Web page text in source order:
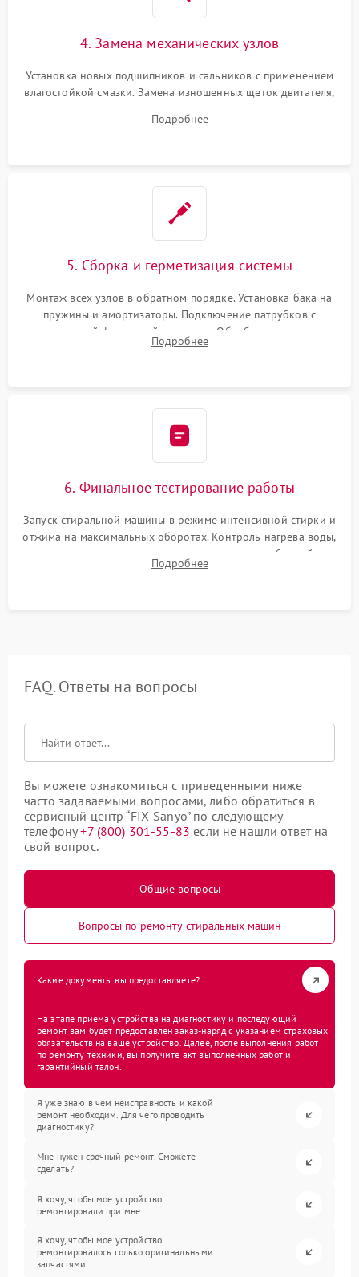
4. Замена механических узлов
Установка новых подшипников и сальников с применением
влагостойкой смазки. Замена изношенных щеток двигателя,
или поврежденной резиновой манжеты.
Подробнее
5. Сборка и герметизация системы
Монтаж всех узлов в обратном порядке. Установка бака на
пружины и амортизаторы. Подключение патрубков с
надежной фиксацией хомутами. Обработка стыков
герметиком для предотвращения возможных протечек воды.
Подробнее
6. Финальное тестирование работы
Запуск стиральной машины в режиме интенсивной стирки и
отжима на максимальных оборотах. Контроль нагрева воды,
корректности слива, отсутствия излишних вибраций,
посторонних стуков и протечек под корпусом.
Подробнее
FAQ. Ответы на вопросы
Вы можете ознакомиться с приведенными ниже
часто задаваемыми вопросами, либо обратиться в
сервисный центр “FIX-Sanyo” по следующему
телефону+7 (800) 301-55-83 если не нашли ответ на
свой вопрос.
Общие вопросы
Вопросы по ремонту стиральных машин
Какие документы вы предоставляете?
На этапе приема устройства на диагностику и последующий
ремонт вам будет предоставлен заказ-наряд с указанием страховых
обязательств на ваше устройство. Далее, после выполнения работ
по ремонту техники, вы получите акт выполненных работ и
гарантийный талон.
Я уже знаю в чем неисправность и какой
ремонт необходим. Для чего проводить
диагностику?
Мне нужен срочный ремонт. Сможете
сделать?
Я хочу, чтобы мое устройство
ремонтировали при мне.
Я хочу, чтобы мое устройство
ремонтировалось только оригинальными
запчастями.